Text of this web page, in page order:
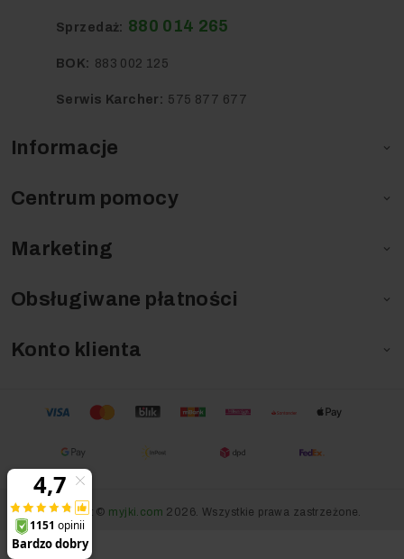
Informacje 
Centrum pomocy 
Marketing 
Obsługiwane płatności 
Konto klienta 
Sprzedaż: 880 014 265
BOK: 883 002 125
Serwis Karcher: 575 877 677
Copyright © myjki.com 2026. Wszystkie prawa zastrzeżone.